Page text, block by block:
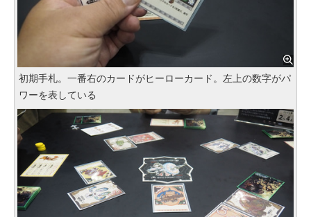
初期手札。一番右のカードがヒーローカード。左上の数字がパ
ワーを表している